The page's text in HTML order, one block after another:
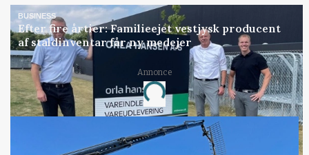
BUSINESS
Efter fire årtier: Familieejet vestjysk producent
af staldinventar får ny medejer
Annonce
Loading...